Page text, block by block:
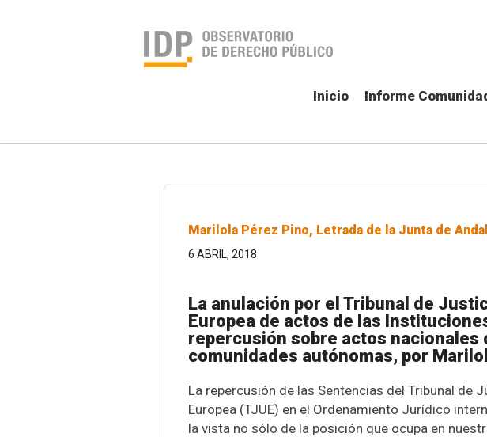
Inicio Informe
Marilola Pérez Pino, Letrada de la Junta de
6 ABRIL, 2018
La anulación por el Tribunal de
Europea de actos de las
repercusión sobre actos nacionales
comunidades autónomas, por
La repercusión de las Sentencias del Tribunal de
Europea (TJUE) en el Ordenamiento Jurídico
la vista no sólo de la posición que ocupa en